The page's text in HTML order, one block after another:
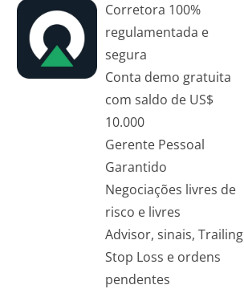
Corretora 100%
regulamentada e
segura
Conta demo gratuita
com saldo de US$
10.000
Gerente Pessoal
Garantido
Negociações livres de
risco e livres
Advisor, sinais, Trailing
Stop Loss e ordens
pendentes